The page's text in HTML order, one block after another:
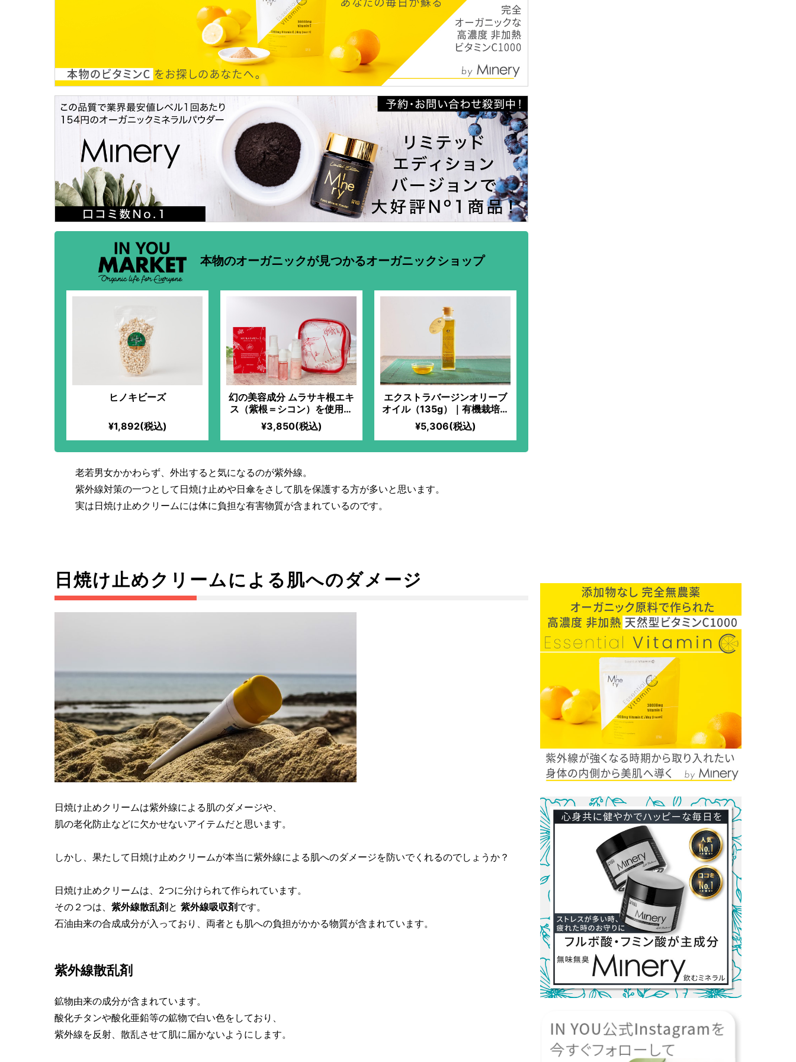
本物のオーガニックが見つかるオーガニックショップ
ヒノキビーズ
¥1,892(税込)
幻の美容成分 ムラサキ根エキ
ス（紫根＝シコン）を使用し
たスキンケアセット
¥3,850(税込)
エクストラバージンオリーブ
オイル（135g）｜有機栽培オ
リーブ100%｜冷凍搾油で鮮度
バツグン！生食にピッタリな
¥5,306(税込)
老若男女かかわらず、外出すると気になるのが紫外線。
紫外線対策の一つとして日焼け止めや日傘をさして肌を保護する方が多いと思います。
実は日焼け止めクリームには体に負担な有害物質が含まれているのです。
日焼け止めクリームによる肌へのダメージ
日焼け止めクリームは紫外線による肌のダメージや、
肌の老化防止などに欠かせないアイテムだと思います。
しかし、果たして日焼け止めクリームが本当に紫外線による肌へのダメージを防いでくれるのでしょうか？
日焼け止めクリームは、2つに分けられて作られています。
その２つは、 紫外線散乱剤 と 紫外線吸収剤 です。
石油由来の合成成分が入っており、両者とも肌への負担がかかる物質が含まれています。
紫外線散乱剤
鉱物由来の成分が含まれています。
酸化チタンや酸化亜鉛等の鉱物で白い色をしており、
紫外線を反射、散乱させて肌に届かないようにします。